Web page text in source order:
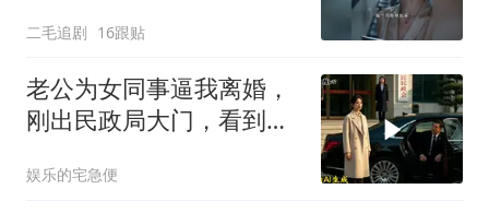
二毛追剧 16跟贴
老公为女同事逼我离婚，
刚出民政局大门，看到我
娱乐的宅急便